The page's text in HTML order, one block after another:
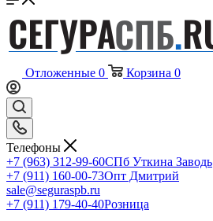
Отложенные 0 Корзина 0
Телефоны
+7 (963) 312-99-60СПб Уткина Заводь
+7 (911) 160-00-73Опт Дмитрий
sale@seguraspb.ru
+7 (911) 179-40-40Розница